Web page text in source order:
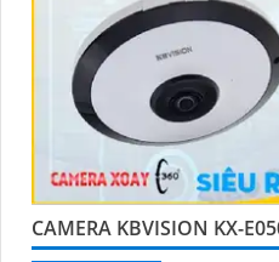
CAMERA KBVISION KX-